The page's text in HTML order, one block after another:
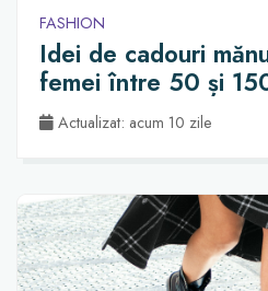
FASHION
Idei de cadouri
femei între 50 și
Actualizat: acum 10 zile